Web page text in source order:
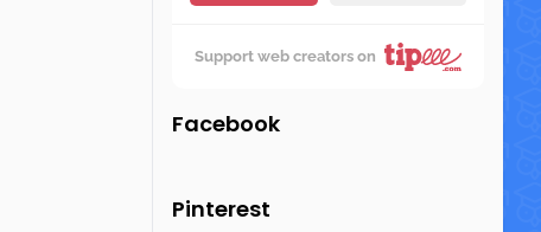
Support web creators on
Facebook
Pinterest